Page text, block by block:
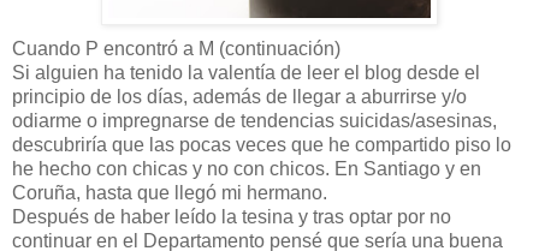
Cuando P encontró a M (continuación)
Si alguien ha tenido la valentía de leer el blog desde el
principio de los días, además de llegar a aburrirse y/o
odiarme o impregnarse de tendencias suicidas/asesinas,
descubriría que las pocas veces que he compartido piso lo
he hecho con chicas y no con chicos. En Santiago y en
Coruña, hasta que llegó mi hermano.
Después de haber leído la tesina y tras optar por no
continuar en el Departamento pensé que sería una buena